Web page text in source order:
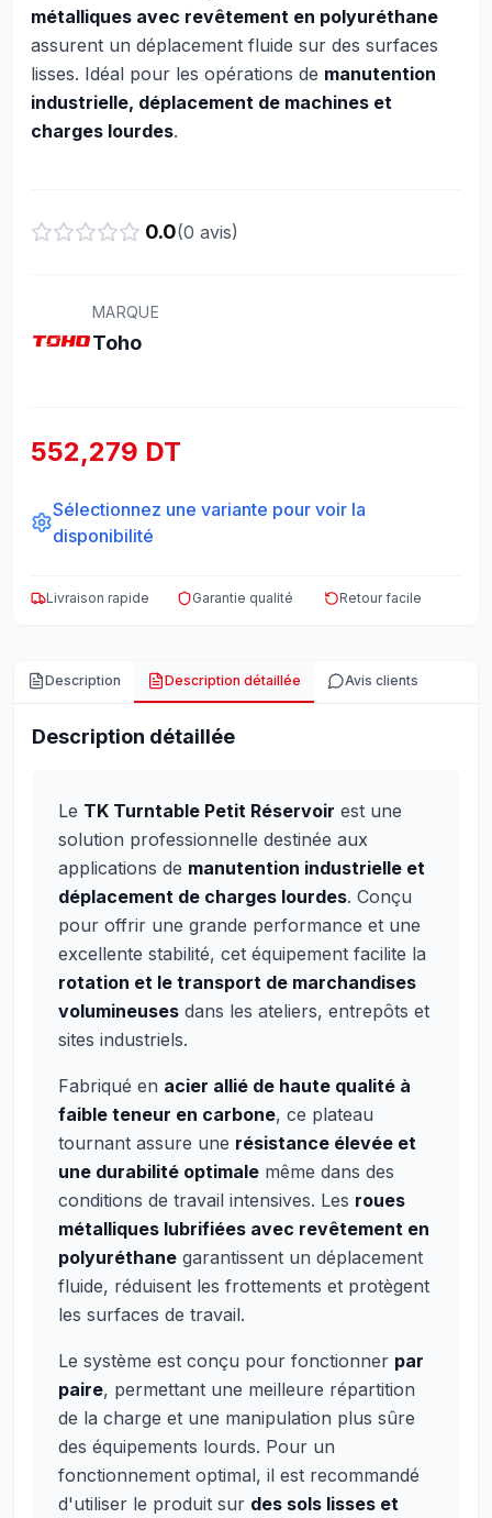
métalliques avec revêtement en polyuréthane
assurent un déplacement fluide sur des surfaces
lisses. Idéal pour les opérations de manutention
industrielle, déplacement de machines et
charges lourdes.
0.0(0 avis)
MARQUE
Toho
552,279 DT
Sélectionnez une variante pour voir la
disponibilité
Livraison rapide Garantie qualité Retour facile
Description Description détaillée Avis clients
Description détaillée
Le TK Turntable Petit Réservoir est une
solution professionnelle destinée aux
applications de manutention industrielle et
déplacement de charges lourdes. Conçu
pour offrir une grande performance et une
excellente stabilité, cet équipement facilite la
rotation et le transport de marchandises
volumineuses dans les ateliers, entrepôts et
sites industriels.
Fabriqué en acier allié de haute qualité à
faible teneur en carbone, ce plateau
tournant assure une résistance élevée et
une durabilité optimale même dans des
conditions de travail intensives. Les roues
métalliques lubrifiées avec revêtement en
polyuréthane garantissent un déplacement
fluide, réduisent les frottements et protègent
les surfaces de travail.
Le système est conçu pour fonctionner par
paire, permettant une meilleure répartition
de la charge et une manipulation plus sûre
des équipements lourds. Pour un
fonctionnement optimal, il est recommandé
d'utiliser le produit sur des sols lisses et